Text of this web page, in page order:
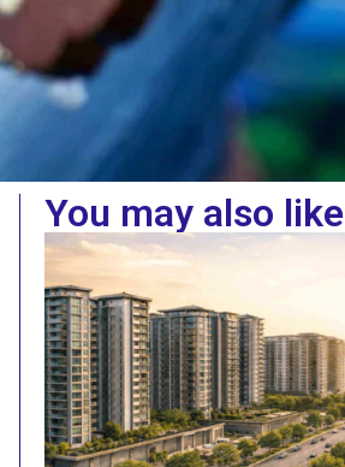
You may also like